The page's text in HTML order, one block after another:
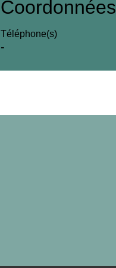
Coordonnées
Téléphone(s)
-